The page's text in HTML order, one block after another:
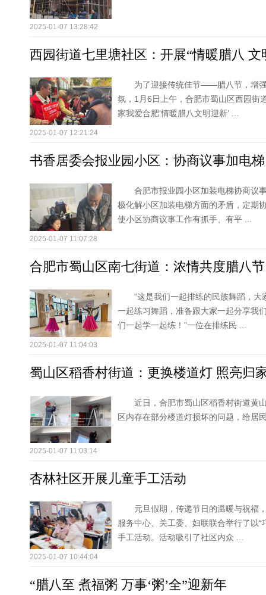
2025-01-07 13:28:42
西园街道七里塘社区：开展“情暖腊八
为了迎接传统佳节——腊八节，增
氛，1月6日上午，合肥市蜀山区西园街
家我爱合肥‘情暖腊八文明迎新’ ...
2025-01-07 12:21:24
书香居委会报业园小区：协商议事加电
合肥市报业园小区加装电梯协商议
极化解小区加装电梯方面的矛盾，定期
使小区协商议事工作有抓手、有平 ...
2025-01-07 11:07:28
合肥市蜀山区南七街道：浓情共度腊八
“这是我们一起排练的民族舞蹈，
一起练习舞蹈，准备跟大家一起分享我
们一起学一起练！”一位在排练民 ...
2025-01-07 11:04:03
蜀山区稻香村街道：更换楼道灯 照亮归
近日，合肥市蜀山区稻香村街道黄
区内存在部分楼道灯损坏的问题，给居
2025-01-07 11:03:14
杏林社区开展儿童手工活动
元旦假期，传递节日的温暖与祝福
服务中心、关工委、妇联联合举行了以
手工活动。活动吸引了社区内众 ...
2025-01-07 10:44:04
“腊八至 煮福粥 万事‘粥’全”迎新年